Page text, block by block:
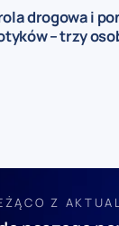
drogowa i
– trzy
Z